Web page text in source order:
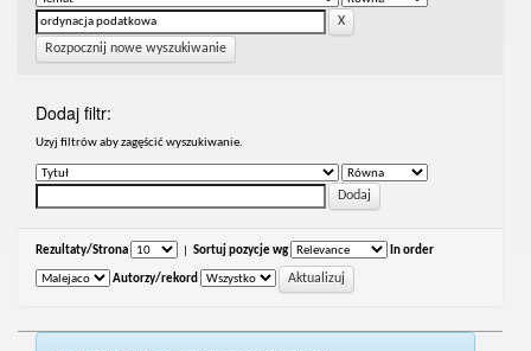
Rozpocznij nowe wyszukiwanie
Dodaj filtr:
Uzyj filtrów aby zagęścić wyszukiwanie.
Rezultaty/Strona Sortuj pozycje wg In order
Autorzy/rekord